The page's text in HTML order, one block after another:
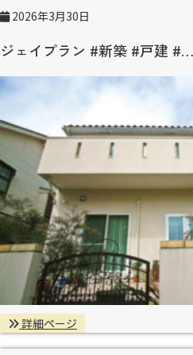
2026年3月30日
ジェイプラン #新築 #戸建 #…
詳細ページ